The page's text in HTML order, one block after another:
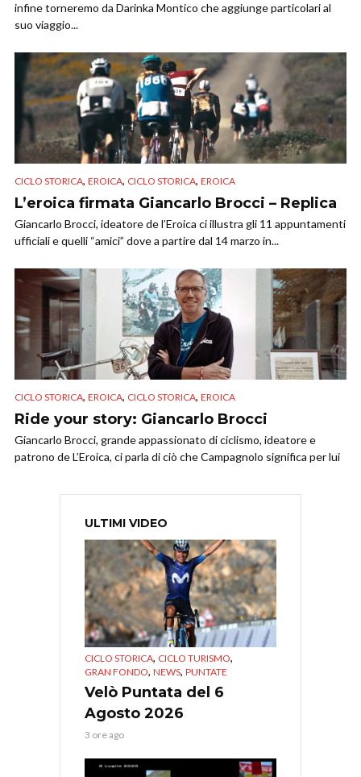
infine torneremo da Darinka Montico che aggiunge particolari al
suo viaggio...
CICLO STORICA, EROICA, CICLO STORICA, EROICA
L’eroica firmata Giancarlo Brocci – Replica
Giancarlo Brocci, ideatore de l’Eroica ci illustra gli 11 appuntamenti
ufficiali e quelli “amici” dove a partire dal 14 marzo in...
CICLO STORICA, EROICA, CICLO STORICA, EROICA
Ride your story: Giancarlo Brocci
Giancarlo Brocci, grande appassionato di ciclismo, ideatore e
patrono de L’Eroica, ci parla di ciò che Campagnolo significa per lui
ULTIMI VIDEO
CICLO STORICA, CICLO TURISMO,
GRAN FONDO, NEWS, PUNTATE
Velò Puntata del 6
Agosto 2026
3 ore ago